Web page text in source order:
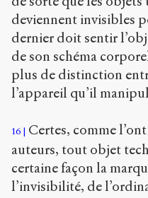
deviennent invisibles
dernier doit sentir
de son schéma
plus de distinction
l’appareil qu’il
16
Certes, comme
auteurs, tout objet
certaine façon la
l’invisibilité, de